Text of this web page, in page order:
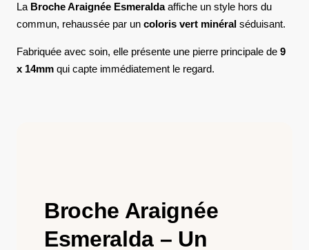
La Broche Araignée Esmeraldaaffiche un style hors du
commun, rehaussée par un coloris vert minéral séduisant.
Fabriquée avec soin, elle présente une pierre principale de 9
x 14mm qui capte immédiatement le regard.
Broche Araignée
Esmeralda – Un